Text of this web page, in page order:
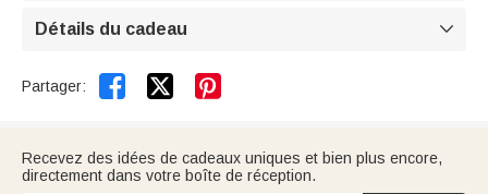
Détails du cadeau 
Partager:  
Recevez des idées de cadeaux uniques et bien plus encore,
directement dans votre boîte de réception.